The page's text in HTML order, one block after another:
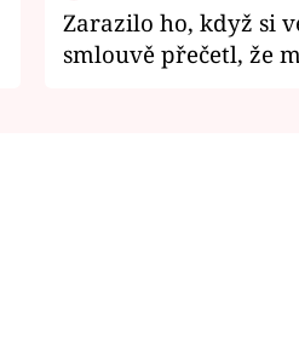
Zarazilo ho, když si
smlouvě přečetl, že